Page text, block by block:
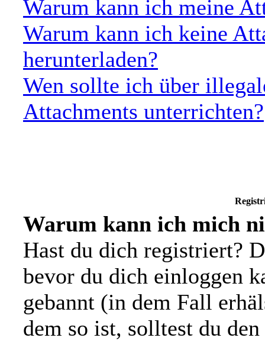
Warum kann ich meine
Warum kann ich keine
herunterladen?
Wen sollte ich über
Attachments unterrichten?
Warum kann ich mich
Hast du dich registriert?
bevor du dich einloggen
gebannt (in dem Fall
dem so ist, solltest du